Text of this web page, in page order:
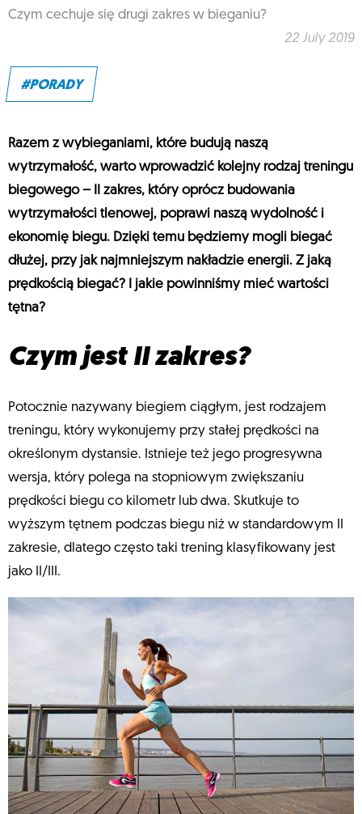
Czym cechuje się drugi zakres w bieganiu?
22 July 2019
#PORADY
Razem z wybieganiami, które budują naszą
wytrzymałość, warto wprowadzić kolejny rodzaj treningu
biegowego – II zakres, który oprócz budowania
wytrzymałości tlenowej, poprawi naszą wydolność i
ekonomię biegu. Dzięki temu będziemy mogli biegać
dłużej, przy jak najmniejszym nakładzie energii. Z jaką
prędkością biegać? I jakie powinniśmy mieć wartości
tętna?
Czym jest II zakres?
Potocznie nazywany biegiem ciągłym, jest rodzajem
treningu, który wykonujemy przy stałej prędkości na
określonym dystansie. Istnieje też jego progresywna
wersja, który polega na stopniowym zwiększaniu
prędkości biegu co kilometr lub dwa. Skutkuje to
wyższym tętnem podczas biegu niż w standardowym II
zakresie, dlatego często taki trening klasyfikowany jest
jako II/III.